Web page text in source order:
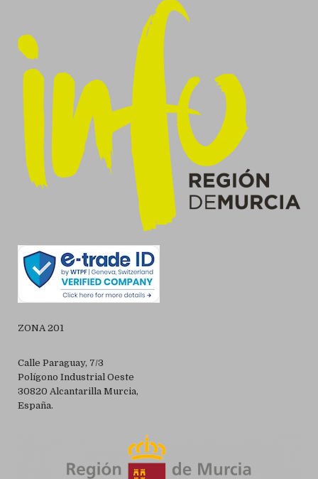
ZONA 201
Calle Paraguay, 7/3
Polígono Industrial Oeste
30820 Alcantarilla Murcia,
España.